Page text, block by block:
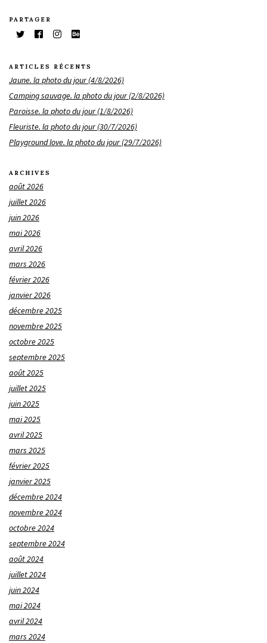
PARTAGER
ARTICLES RÉCENTS
Jaune. la photo du jour (4/8/2026)
Camping sauvage. la photo du jour (2/8/2026)
Paroisse. la photo du jour (1/8/2026)
Fleuriste. la photo du jour (30/7/2026)
Playground love. la photo du jour (29/7/2026)
ARCHIVES
août 2026
juillet 2026
juin 2026
mai 2026
avril 2026
mars 2026
février 2026
janvier 2026
décembre 2025
novembre 2025
octobre 2025
septembre 2025
août 2025
juillet 2025
juin 2025
mai 2025
avril 2025
mars 2025
février 2025
janvier 2025
décembre 2024
novembre 2024
octobre 2024
septembre 2024
août 2024
juillet 2024
juin 2024
mai 2024
avril 2024
mars 2024